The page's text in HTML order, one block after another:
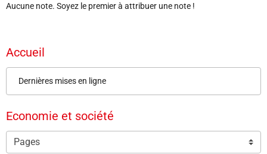
Aucune note. Soyez le premier à attribuer une note !
Accueil
Dernières mises en ligne
Economie et société